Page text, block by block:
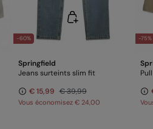
-60%
Springfield
Jeans surteints slim fit
€ 15,99 € 39,99
Vous économisez € 24,00
-75%